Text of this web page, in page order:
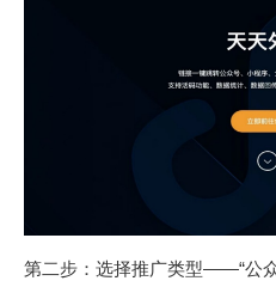
第二步：选择推广类型——“公